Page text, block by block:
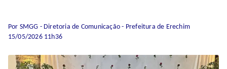
Por SMGG - Diretoria de Comunicação - Prefeitura de Erechim
15/05/2026 11h36